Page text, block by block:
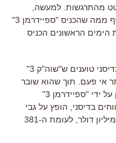
מהתרגשות. למעשה,
"שוה"ק 3" הכניס בארבעה ימים פחות כסף ממה שהכניס "ספיידרמן 3"
בשלושת הימים הראשונים הכניס
אבל בשאר העולם, התמונה מעט שונה. בדיסני טוענים ש"שוה"ק 3"
אי פעם. תוך שהוא שובר
את השיא הקודם, העתיק, הנושן, שהוחזק על ידי "ספיידרמן 3"
בדיסני, הופץ על גבי
29,000 מסכים ברחבי העולם והניב 401 מיליון דולר, לעומת ה-381